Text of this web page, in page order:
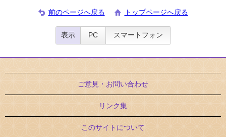
前のページへ戻る トップページへ戻る
表示 PC スマートフォン
ご意見・お問い合わせ
リンク集
このサイトについて